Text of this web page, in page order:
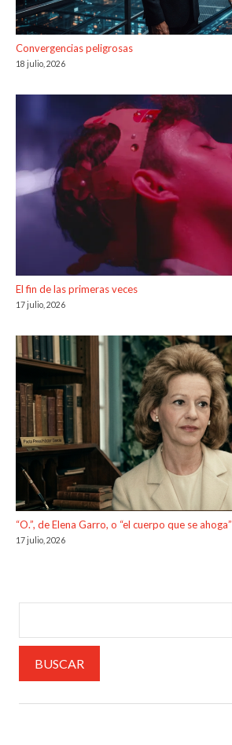
Convergencias peligrosas
18 julio, 2026
El fin de las primeras veces
17 julio, 2026
“O.”, de Elena Garro, o “el cuerpo que se ahoga”
17 julio, 2026